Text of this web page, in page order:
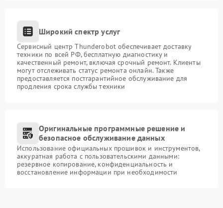
Широкий спектр услуг
Сервисный центр Thunderobot обеспечивает доставку
техники по всей РФ, бесплатную диагностику и
качественный ремонт, включая срочный ремонт. Клиенты
могут отслеживать статус ремонта онлайн. Также
предоставляется постгарантийное обслуживание для
продления срока службы техники
Оригинальные программные решение и
безопасное обслуживание данных
Использование официальных прошивок и инструментов,
аккуратная работа с пользовательскими данными:
резервное копирование, конфиденциальность и
восстановление информации при необходимости